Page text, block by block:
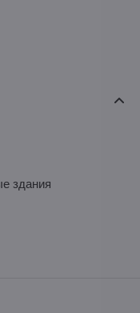
здания